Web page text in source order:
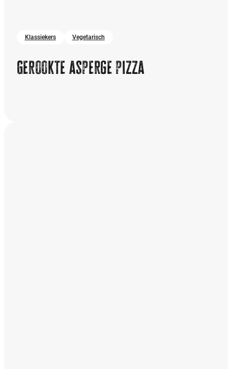
Klassiekers Vegetarisch
Gerookte asperge pizza